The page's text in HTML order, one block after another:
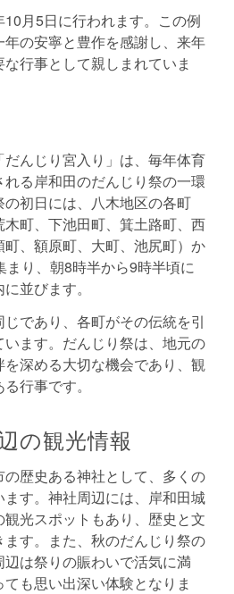
月5日に行われます。この例
の安寧と豊作を感謝し、来年
行事として親しまれていま
んじり宮入り」は、毎年体育
る岸和田のだんじり祭の一環
初日には、八木地区の各町
木町、下池田町、箕土路町、西
、額原町、大町、池尻町）か
まり、朝8時半から9時半頃に
並びます。
であり、各町がその伝統を引
ます。だんじり祭は、地元の
深める大切な機会であり、観
行事です。
の観光情報
歴史ある神社として、多くの
す。神社周辺には、岸和田城
光スポットもあり、歴史と文
す。また、秋のだんじり祭の
は祭りの賑わいで活気に満
も思い出深い体験となりま